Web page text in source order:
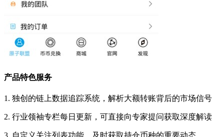
产品特色服务
1. 独创的链上数据追踪系统，解析大额转账背后的市场信号
2. 行业领袖专栏每日更新，可直接向专家提问获取深度解读
3. 自定义关注列表功能，及时获取持仓币种的重要动态